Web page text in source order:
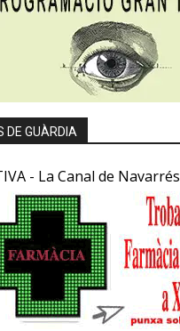
DE GUÀRDIA
- La Canal de Navarrés